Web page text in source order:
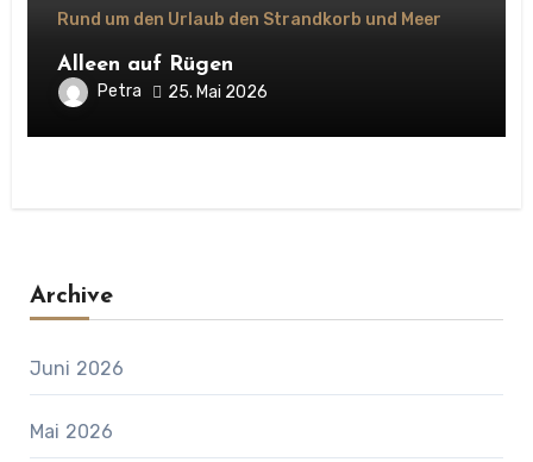
Rund um den Urlaub den Strandkorb und Meer
Alleen auf Rügen
Petra 25. Mai 2026
Archive
Juni 2026
Mai 2026